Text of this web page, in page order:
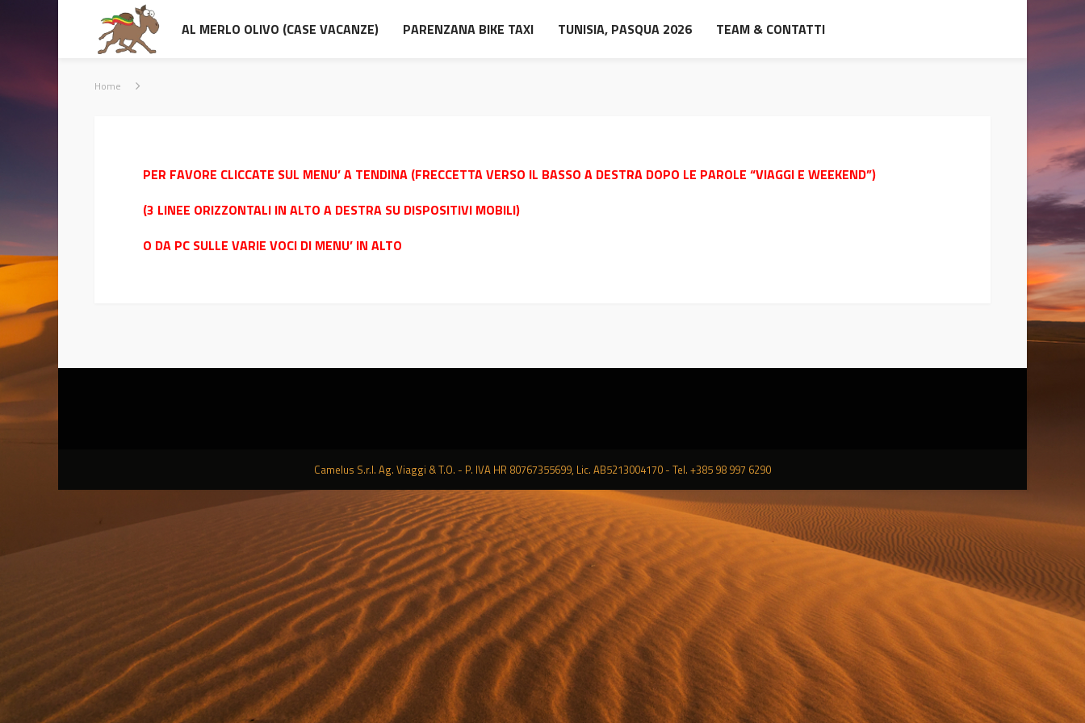
AL MERLO OLIVO (CASE VACANZE) PARENZANA BIKE TAXI TUNISIA, PASQUA 2026 TEAM & CONTATTI
Home
PER FAVORE CLICCATE SUL MENU’ A TENDINA (FRECCETTA VERSO IL BASSO A DESTRA DOPO LE PAROLE “VIAGGI E WEEKEND”)
(3 LINEE ORIZZONTALI IN ALTO A DESTRA SU DISPOSITIVI MOBILI)
O DA PC SULLE VARIE VOCI DI MENU’ IN ALTO
Camelus S.r.l. Ag. Viaggi & T.O. - P. IVA HR 80767355699, Lic. AB5213004170 - Tel. +385 98 997 6290